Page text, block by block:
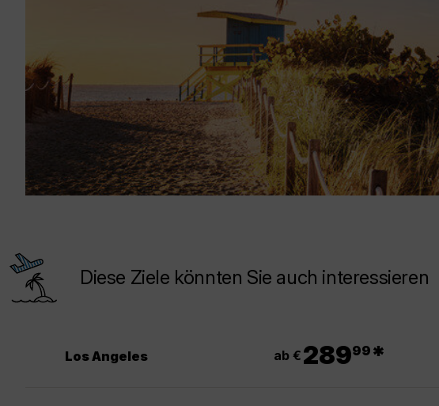
Diese Ziele könnten Sie auch interessieren
Los Angeles ab € 28999 *